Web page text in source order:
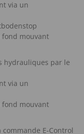
via un
fond mouvant
hydrauliques par le
via un
fond mouvant
E-Control